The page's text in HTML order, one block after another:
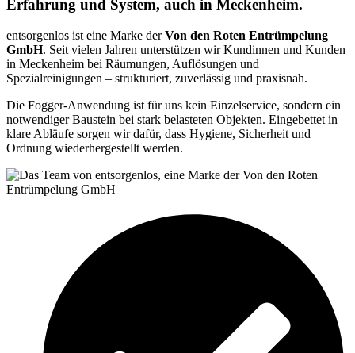
Erfahrung und System, auch in Meckenheim.
entsorgenlos ist eine Marke derVon den Roten Entrümpelung
GmbH. Seit vielen Jahren unterstützen wir Kundinnen und Kunden
in Meckenheim bei Räumungen, Auflösungen und
Spezialreinigungen – strukturiert, zuverlässig und praxisnah.
Die Fogger-Anwendung ist für uns kein Einzelservice, sondern ein
notwendiger Baustein bei stark belasteten Objekten. Eingebettet in
klare Abläufe sorgen wir dafür, dass Hygiene, Sicherheit und
Ordnung wiederhergestellt werden.